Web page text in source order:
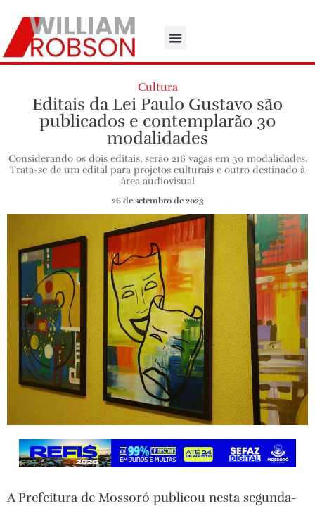
Cultura
Editais da Lei Paulo Gustavo são
publicados e contemplarão 30
modalidades
Considerando os dois editais, serão 216 vagas em 30 modalidades.
Trata-se de um edital para projetos culturais e outro destinado à
área audiovisual
26 de setembro de 2023
A Prefeitura de Mossoró publicou nesta segunda-